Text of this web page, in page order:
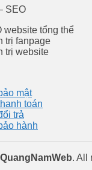
SEO
website tổng thể
trị fanpage
trị website
mật
toán
trả
hành
QuangNamWeb. All